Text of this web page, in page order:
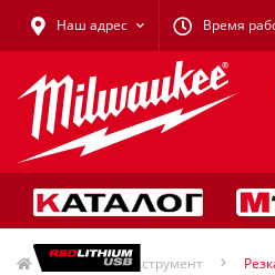
Наш адрес Время
Ручной инструмент